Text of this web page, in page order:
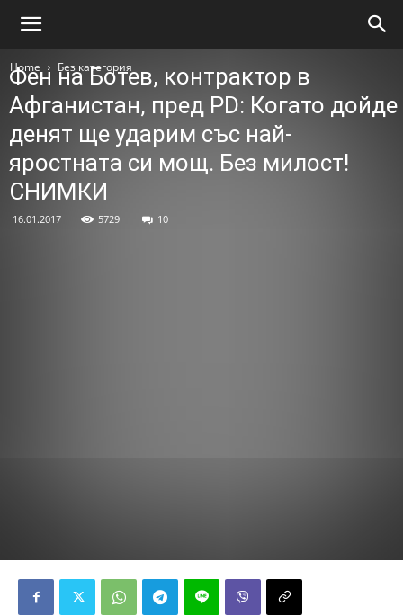
Home Без категория
Фен на Ботев, контрактор в
Афганистан, пред PD: Когато дойде
денят ще ударим със най-
яростната си мощ. Без милост!
СНИМКИ
16.01.2017 5729 10